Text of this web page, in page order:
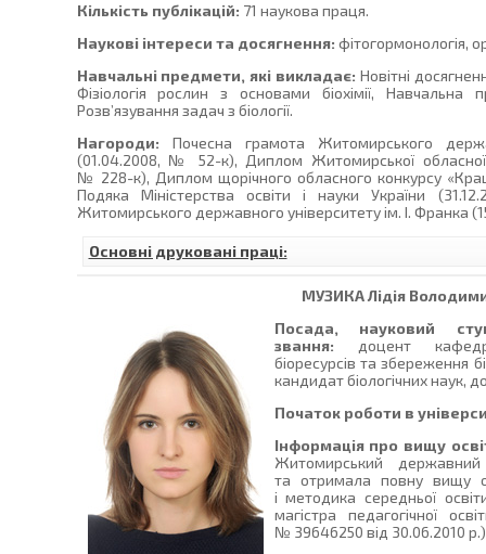
Кількість публікацій: 71 наукова праця.
Наукові інтереси та досягнення: фітогормонологія,
Навчальні предмети, які викладає: Новітні
Фізіологія рослин з основами біохімії,
Розв’язування задач з біології.
Нагороди: Почесна грамота Житомирського
(01.04.2008, № 52-к), Диплом Житомирської обласної
№ 228-к), Диплом щорічного обласного конкурсу
Подяка Міністерства освіти і науки України
Житомирського державного університету ім. І. Франка
Основні друковані праці:
МУЗИКАЛідія
Посада, науковий
звання: доцент
біоресурсів та збереження
кандидат біологічних наук,
Початок роботи в
Інформація про вищу
Житомирський
та отримала повну вищу
і методика середньої
магістра педагогічної
№ 39646250 від 30.06.2010